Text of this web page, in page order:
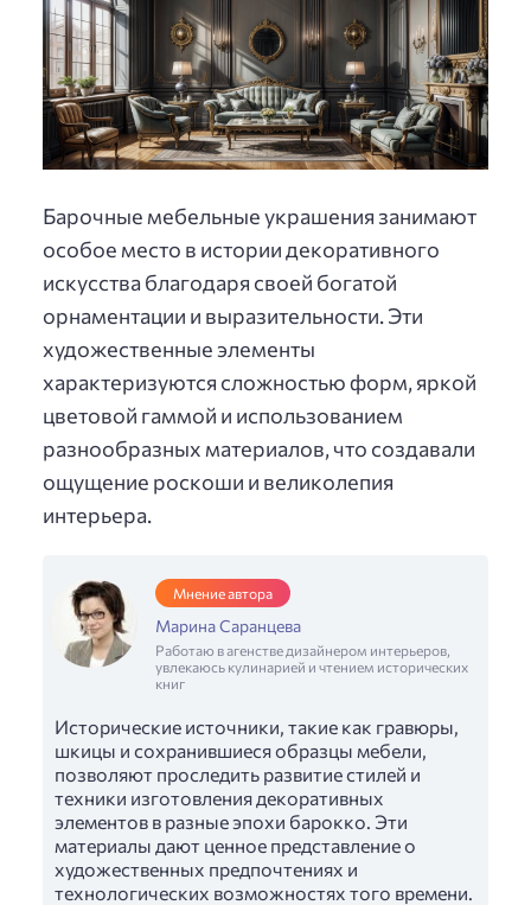
Барочные мебельные украшения занимают
особое место в истории декоративного
искусства благодаря своей богатой
орнаментации и выразительности. Эти
художественные элементы
характеризуются сложностью форм, яркой
цветовой гаммой и использованием
разнообразных материалов, что создавали
ощущение роскоши и великолепия
интерьера.
Мнение автора
Марина Саранцева
Работаю в агенстве дизайнером интерьеров,
увлекаюсь кулинарией и чтением исторических
книг
Исторические источники, такие как гравюры,
шкицы и сохранившиеся образцы мебели,
позволяют проследить развитие стилей и
техники изготовления декоративных
элементов в разные эпохи барокко. Эти
материалы дают ценное представление о
художественных предпочтениях и
технологических возможностях того времени.